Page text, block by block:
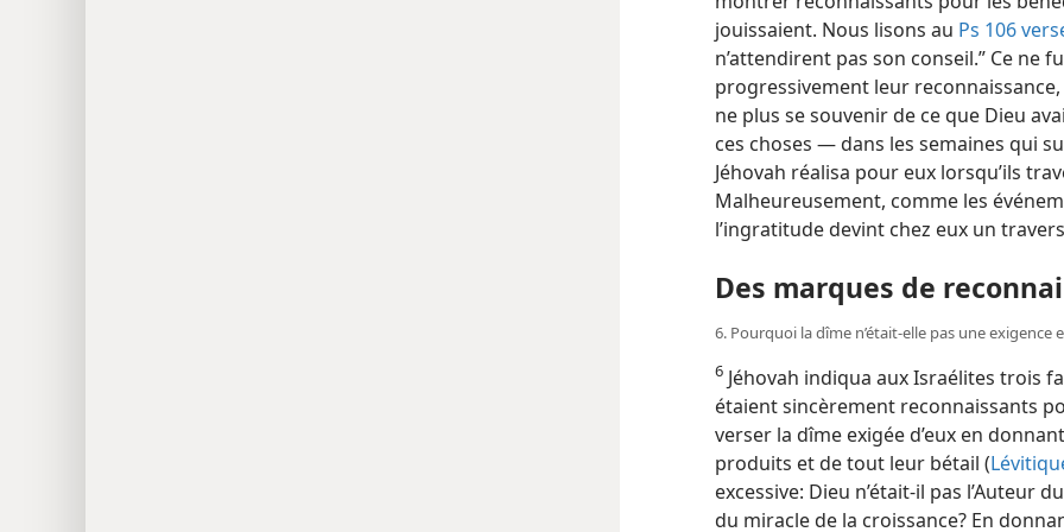
jouissaient. Nous lisons au Ps 106
n’attendirent pas son conseil.” Ce ne
progressivement leur
ne plus se souvenir de ce que Dieu
ces choses — dans les semaines qui
Jéhovah réalisa pour eux lorsqu’ils
Malheureusement, comme les
l’ingratitude devint chez eux un
Des marques de
6. Pourquoi la dîme n’était-elle pas une exigence
6 Jéhovah indiqua aux Israélites trois
étaient sincèrement reconnaissants
verser la dîme exigée d’eux en
produits et de tout leur bétail (
excessive: Dieu n’était-il pas l’Auteur
du miracle de la croissance? En